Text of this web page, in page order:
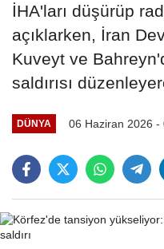
İHA'ları düşürüp
açıklarken, İran
Kuveyt ve
saldırısı
DÜNYA 06 Haziran 2026 -